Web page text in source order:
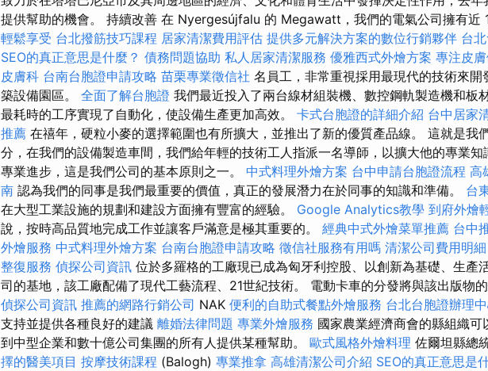
提供幫助的機會。 持續改善 在 Nyergesújfalu 的 Megawatt，我們的電氣公司擁有近
輕鬆享受 台北撥筋技巧課程 居家清潔費用評估 提供多元解決方案的數位行銷夥伴 台
SEO的真正意思是什麼？ 債務問題協助 私人居家清潔服務 優雅西式外燴方案 專注皮
皮膚科 台南台胞證申請攻略 苗栗專業徵信社 名員工，非常重視採用最現代的技術來開
築設備園區。 全面了解台胞證 我們最近投入了兩台線材組裝機、數控鋼軌製造機和板
最耗時的工序實現了自動化，使設備生產更加高效。 卡式台胞證的詳細介紹 台中居家
推薦 在禧年，硬粒小麥的選擇範圍也有所擴大，並推出了新的優質產品線。 這就是我
分，在我們的設備製造車間，我們給年輕的技術工人指派一名導師，以擴大他的專業知
專業進步，這是我們公司的基本原則之一。 中式料理外燴方案 台中申請台胞證流程 高
南 認為我們的同事是我們最重要的價值，真正的發展潛力在於同事的知識和準備。 台
在大型工業設施的規劃和建設方面擁有豐富的經驗。 Google Analytics教學 到府外燴
說，按時高品質地完成工作並讓客戶滿意是極其重要的。 經典中式外燴菜單推薦 台中
外燴服務 中式料理外燴方案 台南台胞證申請攻略 徵信社服務有用嗎 清潔公司費用明細
整復服務 偵探公司資訊 位於多羅格的工廠現已成為匈牙利控股、以創新為基礎、生產
司的基地，該工廠配備了現代工藝流程、21世紀技術。 電動卡車的分發將與該出版物的
偵探公司資訊 推薦的網路行銷公司 NAK 便利的自助式餐點外燴服務 台北台胞證辦理
支持並提供各種良好的建議 離婚法律問題 專業外燴服務 國家農業經濟商會的縣組織可
到中型企業和數十億公司集團的所有人提供某種幫助。 歐式風格外燴料理 佐爾坦縣總
擇的醫美項目 按摩技術課程 (Balogh) 專業推拿 高雄清潔公司介紹 SEO的真正意思是